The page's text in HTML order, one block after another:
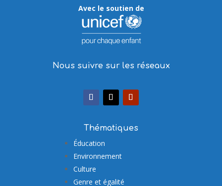
Avec le soutien de
Nous suivre sur les réseaux
Thématiques
Éducation
Environnement
Culture
Genre et égalité